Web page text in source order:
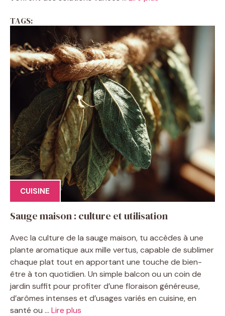
TAGS:
CUISINE
Sauge maison : culture et utilisation
Avec la culture de la sauge maison, tu accèdes à une
plante aromatique aux mille vertus, capable de sublimer
chaque plat tout en apportant une touche de bien-
être à ton quotidien. Un simple balcon ou un coin de
jardin suffit pour profiter d’une floraison généreuse,
d’arômes intenses et d’usages variés en cuisine, en
santé ou ... Lire plus